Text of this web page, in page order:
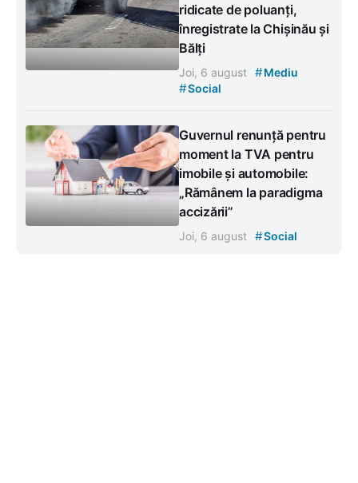
ridicate de poluanți,
înregistrate la Chișinău și
Bălți
Joi, 6 august #Mediu
#Social
Guvernul renunță pentru
moment la TVA pentru
imobile și automobile:
„Rămânem la paradigma
accizării”
Joi, 6 august #Social